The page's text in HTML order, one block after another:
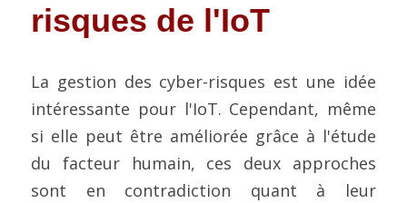
risques de l'IoT
La gestion des cyber-risques est une idée
intéressante pour l'IoT. Cependant, même
si elle peut être améliorée grâce à l'étude
du facteur humain, ces deux approches
sont en contradiction quant à leur